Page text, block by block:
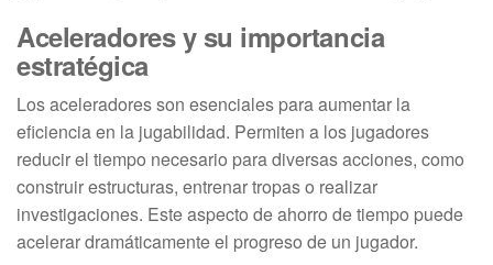
Aceleradores y su importancia
estratégica
Los aceleradores son esenciales para aumentar la
eficiencia en la jugabilidad. Permiten a los jugadores
reducir el tiempo necesario para diversas acciones, como
construir estructuras, entrenar tropas o realizar
investigaciones. Este aspecto de ahorro de tiempo puede
acelerar dramáticamente el progreso de un jugador.